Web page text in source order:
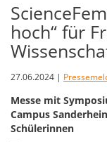
hoch“ für
27.06.2024 |
Messe mit
Campus
Schülerinnen